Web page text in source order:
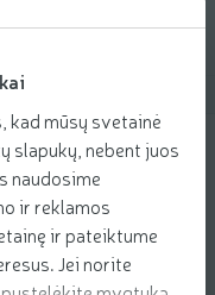
kad mūsų svetainė
slapukų, nebent juos
naudosime
ir reklamos
ir pateiktume
Jei norite
vnt.0,49 €/vnt.